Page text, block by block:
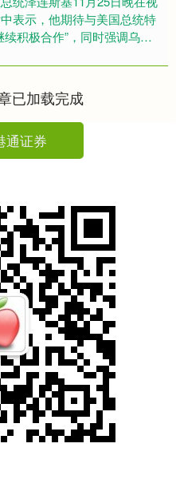
表示，他期待与美国总统特
续积极合作”，同时强调乌
。 泽连斯基表示，....
已加载完成
通证券